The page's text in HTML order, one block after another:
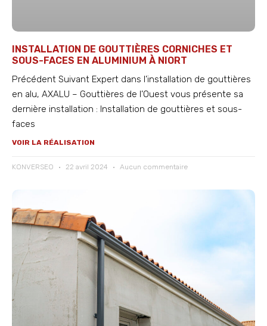
INSTALLATION DE GOUTTIÈRES CORNICHES ET
SOUS-FACES EN ALUMINIUM À NIORT
Précédent Suivant Expert dans l’installation de gouttières
en alu, AXALU – Gouttières de l’Ouest vous présente sa
dernière installation : Installation de gouttières et sous-
faces
VOIR LA RÉALISATION
KONVERSEO 22 avril 2024 Aucun commentaire